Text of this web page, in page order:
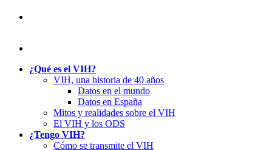
¿Qué es el VIH?
VIH, una historia de 40 años
Datos en el mundo
Datos en España
Mitos y realidades sobre el VIH
El VIH y los ODS
¿Tengo VIH?
Cómo se transmite el VIH